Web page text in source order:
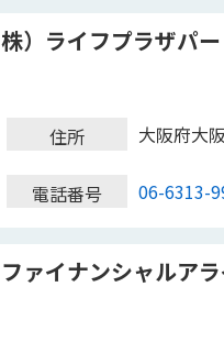
株）ライフプラザパ
住所 大阪府大
電話番号 06-6313-
ファイナンシャルア